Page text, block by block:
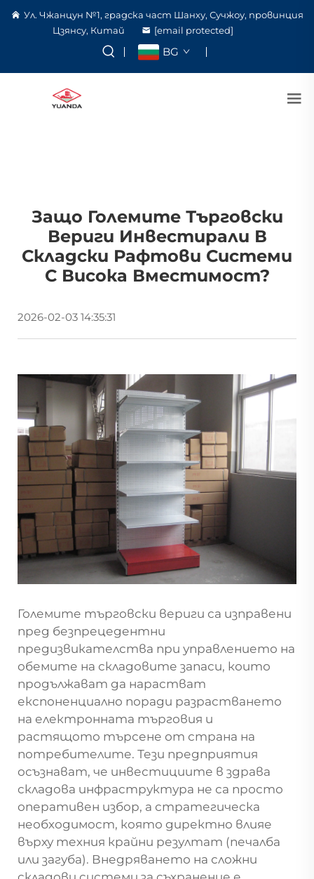
Ул. Чжанцун №1, градска част Шанху, Сучжоу, провинция
Цзянсу, Китай
[email protected]
BG
Защо Големите Търговски
Вериги Инвестирали В
Складски Рафтови Системи
С Висока Вместимост?
2026-02-03 14:35:31
Големите търговски вериги са изправени
пред безпрецедентни
предизвикателства при управлението на
обемите на складовите запаси, които
продължават да нарастват
експоненциално поради разрастването
на електронната търговия и
растящото търсене от страна на
потребителите. Тези предприятия
осъзнават, че инвестициите в здрава
складова инфраструктура не са просто
оперативен избор, а стратегическа
необходимост, която директно влияе
върху техния крайни резултат (печалба
или загуба). Внедряването на сложни